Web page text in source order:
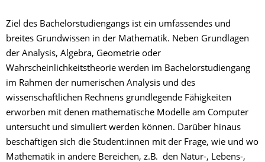
Ziel des Bachelorstudiengangs ist ein umfassendes und
breites Grundwissen in der Mathematik. Neben Grundlagen
der Analysis, Algebra, Geometrie oder
Wahrscheinlichkeitstheorie werden im Bachelorstudiengang
im Rahmen der numerischen Analysis und des
wissenschaftlichen Rechnens grundlegende Fähigkeiten
erworben mit denen mathematische Modelle am Computer
untersucht und simuliert werden können. Darüber hinaus
beschäftigen sich die Student:innen mit der Frage, wie und wo
Mathematik in andere Bereichen, z.B. den Natur-, Lebens-,